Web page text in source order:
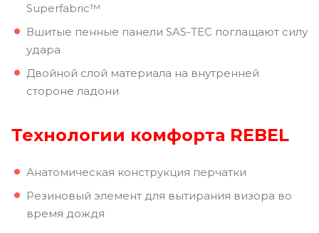
Superfabric™
Вшитые пенные панели SAS-TEC поглащают силу
удара
Двойной слой материала на внутренней
стороне ладони
Технологии комфорта REBEL
Анатомическая конструкция перчатки
Резиновый элемент для вытирания визора во
время дождя